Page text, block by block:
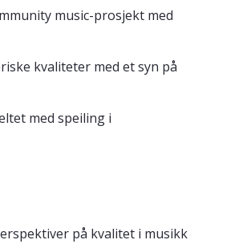
music-prosjekt med
kvaliteter med et syn på
med speiling i
på kvalitet i musikk